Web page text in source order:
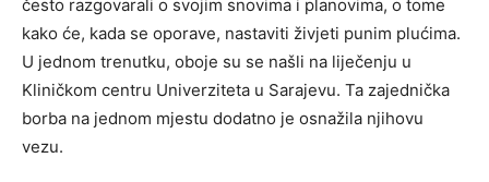
često razgovarali o svojim snovima i planovima, o tome
kako će, kada se oporave, nastaviti živjeti punim plućima.
U jednom trenutku, oboje su se našli na liječenju u
Kliničkom centru Univerziteta u Sarajevu. Ta zajednička
borba na jednom mjestu dodatno je osnažila njihovu
vezu.